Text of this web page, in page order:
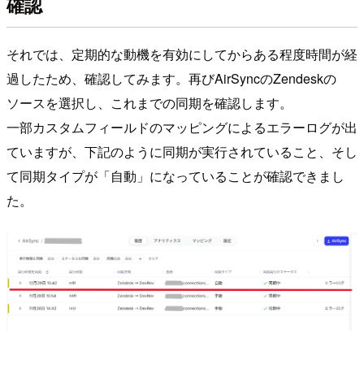
それでは、定期的な動機を有効にしてからある程度時間が経
過したため、確認してみます。再びAirSyncのZendeskの
ソースを選択し、これまでの同期を確認します。
一部カスタムフィールドのマッピングによるエラーログが出
ていますが、下記のように同期が実行されていること、そし
て同期タイプが「自動」になっていることが確認できまし
た。